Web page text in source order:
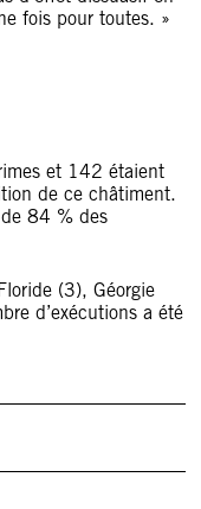
fois pour toutes. »
et 142 étaient
de ce châtiment.
84 % des
(3), Géorgie
d’exécutions a été